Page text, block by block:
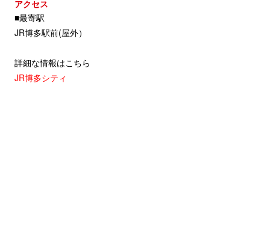
アクセス
■最寄駅
JR博多駅前(屋外）
詳細な情報はこちら
JR博多シティ